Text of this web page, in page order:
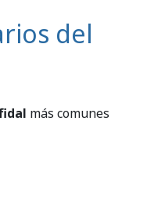
del
más comunes